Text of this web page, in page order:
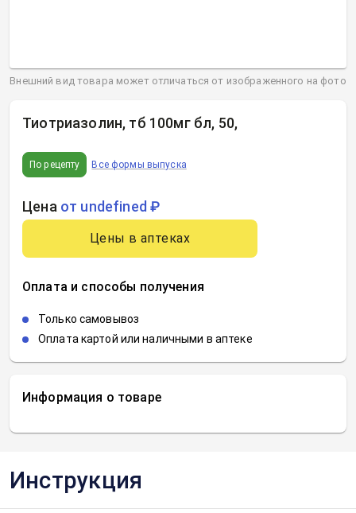
Информация о товаре
Тиотриазолин, тб 100мг бл, 50,
По рецепту Все формы выпуска
Цена от undefined ₽
Цены в аптеках
Оплата и способы получения
Только самовывоз
Оплата картой или наличными в аптеке
Внешний вид товара может отличаться от изображенного на фото
Инструкция